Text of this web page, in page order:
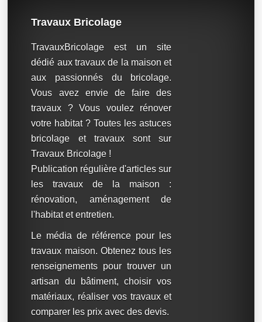
Travaux Bricolage
TravauxBricolage est un site
dédié aux travaux de la maison et
aux passionnés du bricolage.
Vous avez envie de faire des
travaux ? Vous voulez rénover
votre habitat ? Toutes les astuces
bricolage et travaux sont sur
Travaux Bricolage !
Publication régulière d'articles sur
les travaux de la maison :
rénovation, aménagement de
l'habitat et entretien.
Le média de référence pour les
travaux maison. Obtenez tous les
renseignements pour trouver un
artisan du bâtiment, choisir vos
matériaux, réaliser vos travaux et
comparer les prix avec des devis.